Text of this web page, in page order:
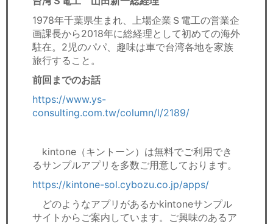
飲食店情報
1978年千葉県生まれ、上場企業Ｓ電工の営業企
画課長から2018年に総経理として初めての海外
駐在。2児のパパ、趣味は車で台湾各地を家族
旅行すること。
前回までのお話
https://www.ys-
consulting.com.tw/column/l/2189/
kintone（キントーン）は無料でご利用でき
るサンプルアプリを多数ご用意しております。
https://kintone-sol.cybozu.co.jp/apps/
どのようなアプリがあるかkintoneサンプル
サイトからご案内しています。ご興味のあるア